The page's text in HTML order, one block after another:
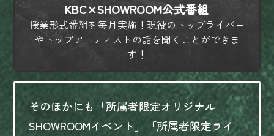
KBC×SHOWROOM公式番組
授業形式番組を毎月実施！現役のトップライバー
やトップアーティストの話を聞くことができま
す！
そのほかにも「所属者限定オリジナル
SHOWROOMイベント」
「所属者限定ライ